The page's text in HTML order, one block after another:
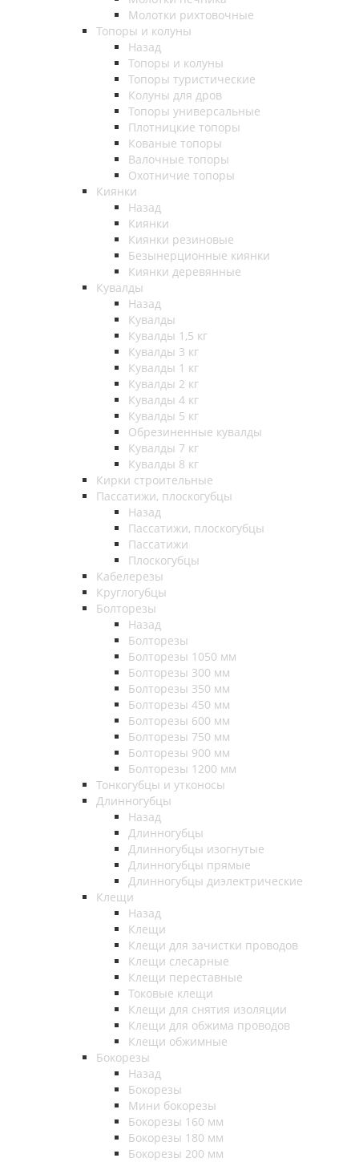
Молотки рихтовочные
Топоры и колуны
Назад
Топоры и колуны
Топоры туристические
Колуны для дров
Топоры универсальные
Плотницкие топоры
Кованые топоры
Валочные топоры
Охотничие топоры
Киянки
Назад
Киянки
Киянки резиновые
Безынерционные киянки
Киянки деревянные
Кувалды
Назад
Кувалды
Кувалды 1,5 кг
Кувалды 3 кг
Кувалды 1 кг
Кувалды 2 кг
Кувалды 4 кг
Кувалды 5 кг
Обрезиненные кувалды
Кувалды 7 кг
Кувалды 8 кг
Кирки строительные
Пассатижи, плоскогубцы
Назад
Пассатижи, плоскогубцы
Пассатижи
Плоскогубцы
Кабелерезы
Круглогубцы
Болторезы
Назад
Болторезы
Болторезы 1050 мм
Болторезы 300 мм
Болторезы 350 мм
Болторезы 450 мм
Болторезы 600 мм
Болторезы 750 мм
Болторезы 900 мм
Болторезы 1200 мм
Тонкогубцы и утконосы
Длинногубцы
Назад
Длинногубцы
Длинногубцы изогнутые
Длинногубцы прямые
Длинногубцы диэлектрические
Клещи
Назад
Клещи
Клещи для зачистки проводов
Клещи слесарные
Клещи переставные
Токовые клещи
Клещи для снятия изоляции
Клещи для обжима проводов
Клещи обжимные
Бокорезы
Назад
Бокорезы
Мини бокорезы
Бокорезы 160 мм
Бокорезы 180 мм
Бокорезы 200 мм